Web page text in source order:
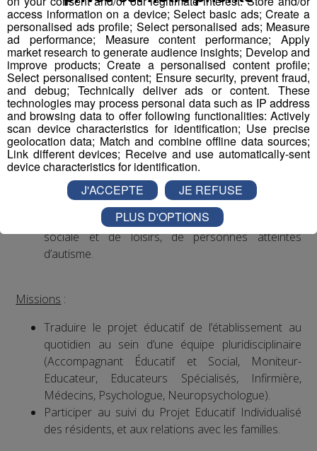
salaire brut mensuel (indicatif de base, ancienneté
et diplôme pris en compte) : 2 000€
Mutuelle prise en charge à 90% par l’employeur
Financement VAE et formations par l’employeur,
avantages œuvres sociales, cycle de travail en 2
semaines (1 semaine 5 jours et 1 semaine 4 jours
travaillés)...
Présentation
Fonction:
Accompagnement et aide dans la vie quotidienne
(soins, toilettes, repas...), dans les activités de vie
sociale et de loisirs, de personnes atteintes
d’autisme.
Missions :
Traduire le projet éducatif de l’établissement au
quotidien au sein d’une équipe pluridisciplinaire
(Accompagnant Éducatif et Social, Moniteur-
Educateur, Educateurs Spécialisés, Infirmière,
Médecins, Psychologue, Neuropsychologue).
Participer au suivi du Projet Educatif Individualisé
des résidents, et aux relations avec les familles.
access information on a device; Select basic ads; Create a
personalised ads profile; Select personalised ads; Measure
ad performance; Measure content performance; Apply
market research to generate audience insights; Develop and
improve products; Create a personalised content profile;
Select personalised content; Ensure security, prevent fraud,
and debug; Technically deliver ads or content. These
technologies may process personal data such as IP address
and browsing data to offer following functionalities: Actively
scan device characteristics for identification; Use precise
geolocation data; Match and combine offline data sources;
Link different devices; Receive and use automatically-sent
device characteristics for identification.
J'ACCEPTE
JE REFUSE
PLUS D'OPTIONS